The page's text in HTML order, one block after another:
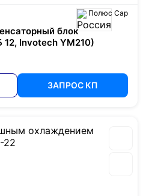
Полюс Сар
блок
Invotech YM210)
ЗАПРОС КП